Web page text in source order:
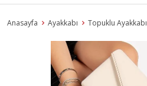
Anasayfa Ayakkabı Topuklu Ayakkabı